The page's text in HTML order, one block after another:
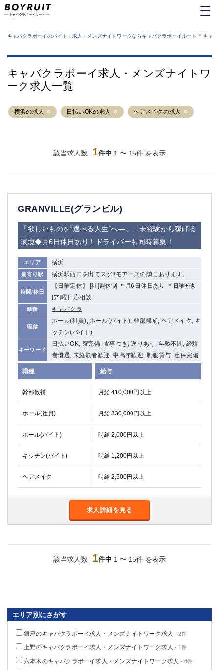
業種から探す
運営者情報
サイトマップ
キャバクラボーイのバイト・求人・メンズナイトワークならキャバクラボーイルート > キャ
キャバクラボーイ求人・メンズナイトワ
ーク求人一覧
横浜の求人 日払いOKの求人 ヘアメイクの求人
該当求人数 1件中 1 〜 15件 を表示
GRANVILLE(グランビル)
「欲しいものを“選べる人生”へ―。」未経験から稼げる
環境◆月6日休日あり！ドライバーも同時募集！
エリア 横浜
最寄り駅 横浜駅西口を出てスグ!!モアーズの隣にあります。
時間/休日
【日曜定休】 [社]週休制 ＊月6日休日あり ＊日曜+他
[ア]曜日応相談
業種 キャバクラ
職種
ホール(社員), ホール(バイト), 幹部候補, ヘアメイク, キ
ッチン(バイト)
キーワード
日払いOK, 寮完備, 食事つき, 送りあり, 年齢不問, 経験
者優遇, 未経験者歓迎, 中高年歓迎, 制服貸与, 社保完備
職種 給与
幹部候補 月給 410,000円以上
ホール(社員) 月給 330,000円以上
ホール(バイト) 時給 2,000円以上
キッチン(バイト) 時給 1,200円以上
ヘアメイク 時給 2,500円以上
求人詳細を見る
該当求人数 1件中 1 〜 15件 を表示
エリア別にさがす
銀座のキャバクラボーイ求人・メンズナイトワーク求人 - 2件
上野のキャバクラボーイ求人・メンズナイトワーク求人 - 1件
六本木のキャバクラボーイ求人・メンズナイトワーク求人 - 4件
六本木
池袋
新橋
渋谷
大和
立川
①六本木 ②西麻布
大山
赤坂
高円寺
蒲田東口
多摩センター
立川（南口）
浜松町
西葛西
葛西
府中
ひばりヶ丘（北口）
吉祥寺（南口／公園口） 小作・羽村・福生エリア
自由が丘
錦糸町南口
下北沢・経堂
金町（北口）
成増駅徒歩3分の好立地！①JR埼京線「赤羽駅」から徒歩2分 ②東
三軒茶屋（南口）
①歌舞伎町 ②新宿 ③新宿三丁目 ④西
①歌舞伎町 ②新宿 ③西部新宿 ③東新宿
①歌舞伎町 ②新宿
蒲田(西口)
清瀬（南口）
①東武練馬 ②成増・板橋 ③大山 ②池袋
池袋東口
金町
大井町
大泉学園
下赤塚
竹ノ塚
三鷹
亀戸
水道橋
幡ヶ谷
川崎
溝の口
本厚木
藤沢
平塚
武蔵小杉
橋本